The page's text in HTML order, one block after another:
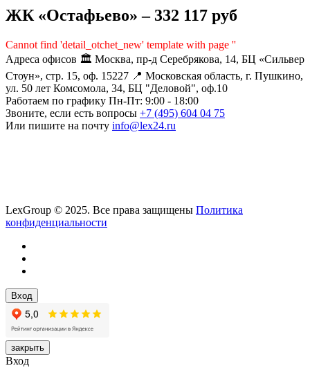
ЖК «Остафьево» – 332 117 руб
Cannot find 'detail_otchet_new' template with page ''
Адреса офисов 🏛️ Москва, пр-д Серебрякова, 14, БЦ «Сильвер
Стоун», стр. 15, оф. 15227 📍 Московская область, г. Пушкино,
ул. 50 лет Комсомола, 34, БЦ "Деловой", оф.10
Работаем по графику Пн-Пт: 9:00 - 18:00
Звоните, если есть вопросы +7 (495) 604 04 75
Или пишите на почту info@lex24.ru
LexGroup © 2025. Все права защищены Политика
конфиденциальности
Вход
закрыть
Вход